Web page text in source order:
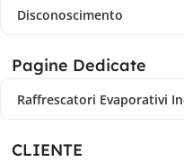
Disconoscimento
Pagine Dedicate
Raffrescatori Evaporativi
CLIENTE